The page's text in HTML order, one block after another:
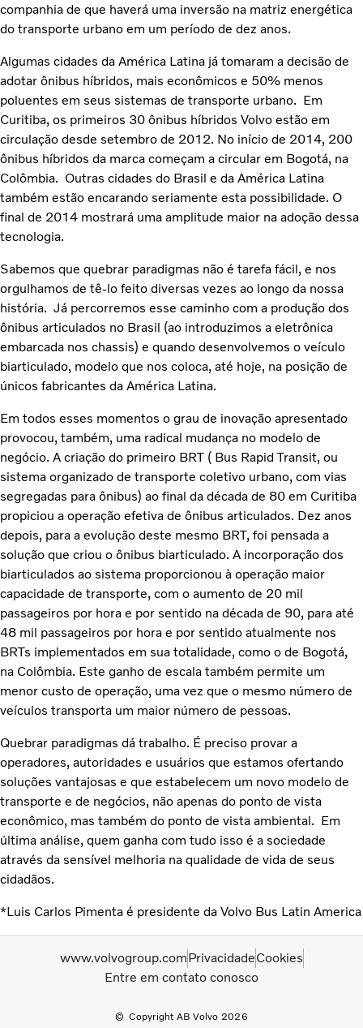
companhia de que haverá uma inversão na matriz energética
do transporte urbano em um período de dez anos.
Algumas cidades da América Latina já tomaram a decisão de
adotar ônibus híbridos, mais econômicos e 50% menos
poluentes em seus sistemas de transporte urbano. Em
Curitiba, os primeiros 30 ônibus híbridos Volvo estão em
circulação desde setembro de 2012. No início de 2014, 200
ônibus híbridos da marca começam a circular em Bogotá, na
Colômbia. Outras cidades do Brasil e da América Latina
também estão encarando seriamente esta possibilidade. O
final de 2014 mostrará uma amplitude maior na adoção dessa
tecnologia.
Sabemos que quebrar paradigmas não é tarefa fácil, e nos
orgulhamos de tê-lo feito diversas vezes ao longo da nossa
história. Já percorremos esse caminho com a produção dos
ônibus articulados no Brasil (ao introduzimos a eletrônica
embarcada nos chassis) e quando desenvolvemos o veículo
biarticulado, modelo que nos coloca, até hoje, na posição de
únicos fabricantes da América Latina.
Em todos esses momentos o grau de inovação apresentado
provocou, também, uma radical mudança no modelo de
negócio. A criação do primeiro BRT ( Bus Rapid Transit, ou
sistema organizado de transporte coletivo urbano, com vias
segregadas para ônibus) ao final da década de 80 em Curitiba
propiciou a operação efetiva de ônibus articulados. Dez anos
depois, para a evolução deste mesmo BRT, foi pensada a
solução que criou o ônibus biarticulado. A incorporação dos
biarticulados ao sistema proporcionou à operação maior
capacidade de transporte, com o aumento de 20 mil
passageiros por hora e por sentido na década de 90, para até
48 mil passageiros por hora e por sentido atualmente nos
BRTs implementados em sua totalidade, como o de Bogotá,
na Colômbia. Este ganho de escala também permite um
menor custo de operação, uma vez que o mesmo número de
veículos transporta um maior número de pessoas.
Quebrar paradigmas dá trabalho. É preciso provar a
operadores, autoridades e usuários que estamos ofertando
soluções vantajosas e que estabelecem um novo modelo de
transporte e de negócios, não apenas do ponto de vista
econômico, mas também do ponto de vista ambiental. Em
última análise, quem ganha com tudo isso é a sociedade
através da sensível melhoria na qualidade de vida de seus
cidadãos.
*Luis Carlos Pimenta é presidente da Volvo Bus Latin America
Copyright AB Volvo 2026
www.volvogroup.comPrivacidadeCookies
Entre em contato conosco